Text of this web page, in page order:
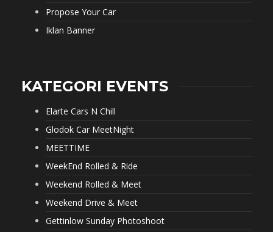
Propose Your Car
Iklan Banner
KATEGORI EVENTS
Elarte Cars N Chill
Glodok Car MeetNight
MEETTIME
WeekEnd Rolled & Ride
Weekend Rolled & Meet
Weekend Drive & Meet
Gettinlow Sunday Photoshoot